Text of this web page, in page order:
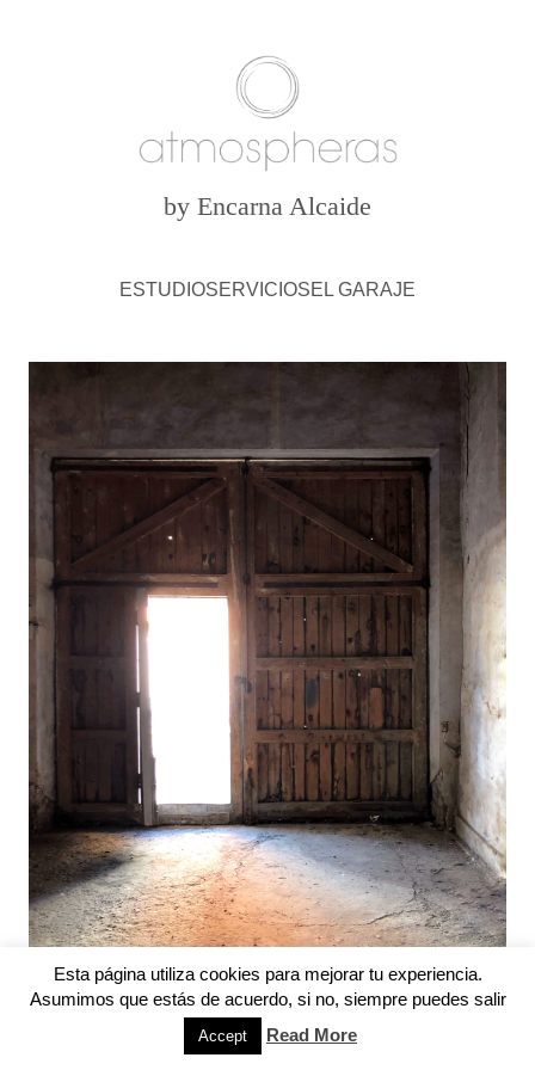
by Encarna Alcaide
ESTUDIOSERVICIOSEL GARAJE
Esta página utiliza cookies para mejorar tu experiencia.
Asumimos que estás de acuerdo, si no, siempre puedes salir
Accept Read More